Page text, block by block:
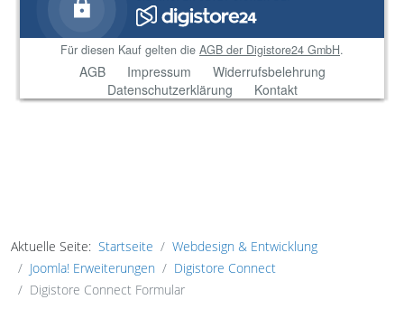
Aktuelle Seite: Startseite
Webdesign & Entwicklung
Joomla! Erweiterungen
Digistore Connect
Digistore Connect Formular